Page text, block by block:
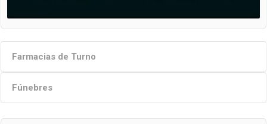
Farmacias de Turno
Fúnebres